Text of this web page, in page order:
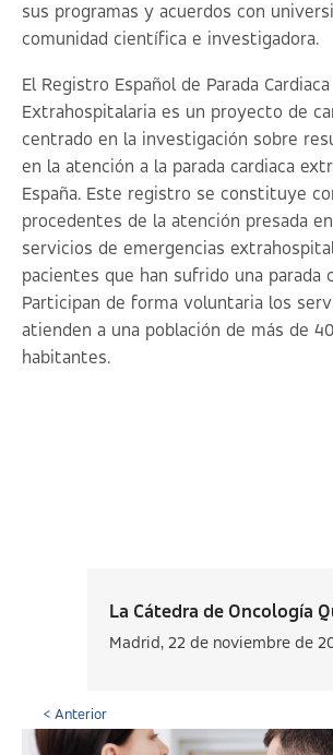
sus programas y acuerdos con
comunidad científica e investigadora.
El Registro Español de Parada Cardiaca
Extrahospitalaria es un proyecto de
centrado en la investigación sobre
en la atención a la parada cardiaca
España. Este registro se constituye
procedentes de la atención presada
servicios de emergencias
pacientes que han sufrido una parada
Participan de forma voluntaria los
atienden a una población de más de
habitantes.
La Cátedra de Oncología
Madrid, 22 de noviembre de
< Anterior